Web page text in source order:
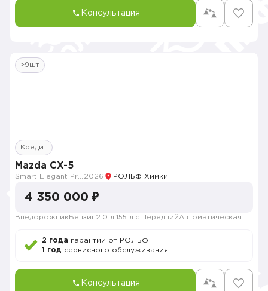
Консультация
>9шт
Кредит
Mazda CX-5
2026 РОЛЬФ Химки
4 350 000 ₽
Внедорожник Бензин2.0 л. 155 л.с. ПереднийАвтоматическая
2 года гарантии от РОЛЬФ
1 год сервисного обслуживания
Консультация